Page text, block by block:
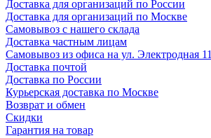
Доставка для организаций по России
Доставка для организаций по Москве
Самовывоз с нашего склада
Доставка частным лицам
Самовывоз из офиса на ул. Электродная 11
Доставка почтой
Доставка по России
Курьерская доставка по Москве
Возврат и обмен
Скидки
Гарантия на товар